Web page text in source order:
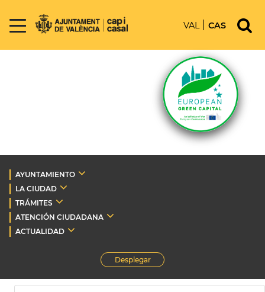
VAL CAS
AYUNTAMIENTO
LA CIUDAD
TRÁMITES
ATENCIÓN CIUDADANA
ACTUALIDAD
Desplegar